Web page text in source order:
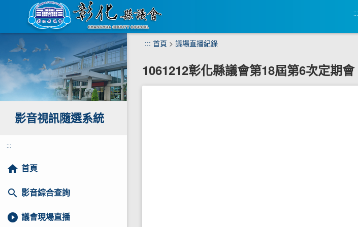
主
要
容
區
:::
影音視訊隨選系統
:::
home 首頁
search 影音綜合查詢
play_circle_filled 議會現場直播
::: 首頁 > 議場直播紀錄
1061212彰化縣議會第18屆第6次定期會